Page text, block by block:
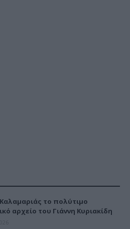
το πολύτιμο
αρχείο του Γιάννη Κυριακίδη